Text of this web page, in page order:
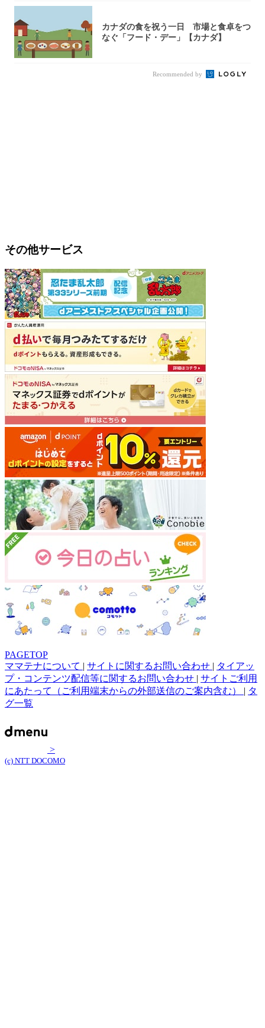
カナダの食を祝う一日 市場と食卓をつ
なぐ「フード・デー」【カナダ】
Recommended by
その他サービス
PAGETOP
ママテナについて | サイトに関するお問い合わせ | タイアッ
プ・コンテンツ配信等に関するお問い合わせ | サイトご利用
にあたって（ご利用端末からの外部送信のご案内含む） | タ
グ一覧
>
(c) NTT DOCOMO